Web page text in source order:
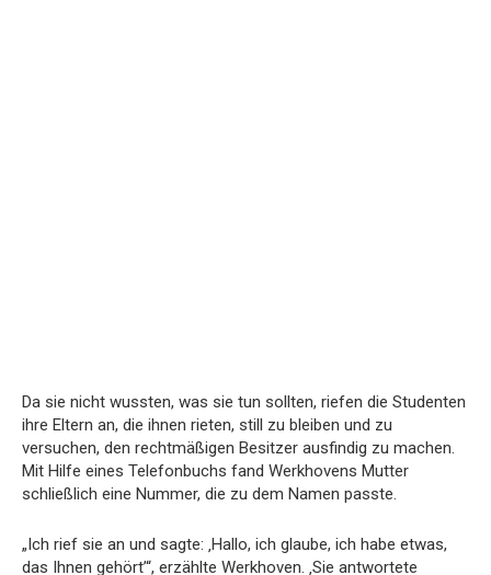
Da sie nicht wussten, was sie tun sollten, riefen die Studenten
ihre Eltern an, die ihnen rieten, still zu bleiben und zu
versuchen, den rechtmäßigen Besitzer ausfindig zu machen.
Mit Hilfe eines Telefonbuchs fand Werkhovens Mutter
schließlich eine Nummer, die zu dem Namen passte.
„Ich rief sie an und sagte: ‚Hallo, ich glaube, ich habe etwas,
das Ihnen gehört’“, erzählte Werkhoven. ‚Sie antwortete